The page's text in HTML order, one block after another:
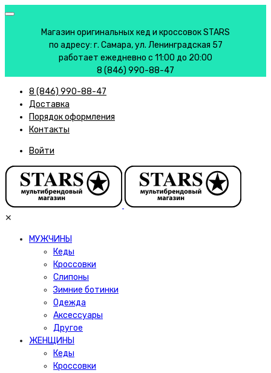
Магазин оригинальных кед и кроссовок STARS
по адресу: г. Самара, ул. Ленинградская 57
работает ежедневно с 11:00 до 20:00
8 (846) 990-88-47
8 (846) 990-88-47
Доставка
Порядок оформления
Контакты
Войти
✕
МУЖЧИНЫ
Кеды
Кроссовки
Слипоны
Зимние ботинки
Одежда
Аксессуары
Другое
ЖЕНЩИНЫ
Кеды
Кроссовки